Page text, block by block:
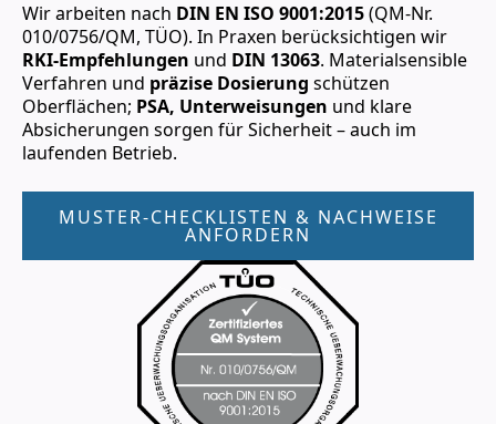
Wir arbeiten nach DIN EN ISO 9001:2015(QM-Nr.
010/0756/QM, TÜO). In Praxen berücksichtigen wir
RKI-Empfehlungen und DIN 13063. Materialsensible
Verfahren und präzise Dosierung schützen
Oberflächen; PSA, Unterweisungen und klare
Absicherungen sorgen für Sicherheit – auch im
laufenden Betrieb.
MUSTER-CHECKLISTEN & NACHWEISE
ANFORDERN